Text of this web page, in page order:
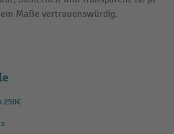
Maße vertrauenswürdig.
250€